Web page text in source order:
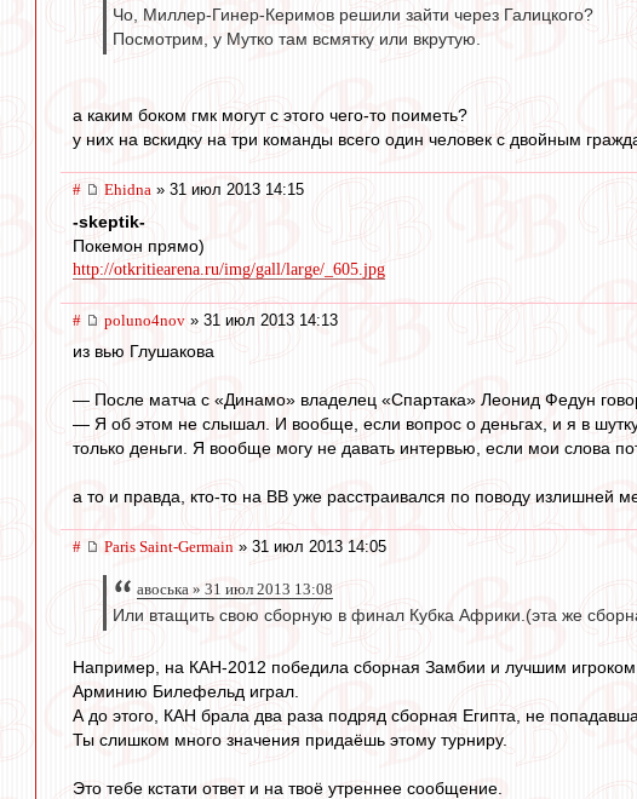
Чо, Миллер-Гинер-Керимов решили зайти через Галицкого?
Посмотрим, у Мутко там всмятку или вкрутую.
а каким боком гмк могут с этого чего-то поиметь?
у них на вскидку на три команды всего один человек с двойным
# Ehidna » 31 июл 2013 14:15
-skeptik-
Покемон прямо)
http://otkritiearena.ru/img/gall/large/_605.jpg
# poluno4nov » 31 июл 2013 14:13
из вью Глушакова
— После матча с «Динамо» владелец «Спартака» Леонид Федун
— Я об этом не слышал. И вообще, если вопрос о деньгах, и я в
только деньги. Я вообще могу не давать интервью, если мои слова
а то и правда, кто-то на ВВ уже расстраивался по поводу излишней
# Paris Saint-Germain » 31 июл 2013 14:05
авоська » 31 июл 2013 13:08
Или втащить свою сборную в финал Кубка Африки.(эта же
Например, на КАН-2012 победила сборная Замбии и лучшим
Арминию Билефельд играл.
А до этого, КАН брала два раза подряд сборная Египта, не
Ты слишком много значения придаёшь этому турниру.
Это тебе кстати ответ и на твоё утреннее сообщение.